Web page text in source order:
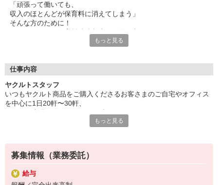
「頑張って働いても、
収入のほとんどが保育料に消えてしまう」
そんな方のために！
一般の保育園に子どもを預けている方をバックアップ◎
◆急なお休みにもスタッフ同士で快くフォロー
など、働くママの多いヤクルトならではの
仕事×育児のお悩みをスッキリ解決に導きます☆
もっと見る
仕事内容
ヤクルトスタッフ
いつもヤクルト商品をご購入くださるお客さまのご自宅やオフィス
を中心に1日20軒〜30軒、
商品を通じてお客さまとふれあう楽しさ、健康的な生活にお役立ち
す！
〜ヤクルトスタッフの1日〜
2児の母として仕事と家庭の両立をしているHさん。
もっと見る
募集情報（業務委託）
給与